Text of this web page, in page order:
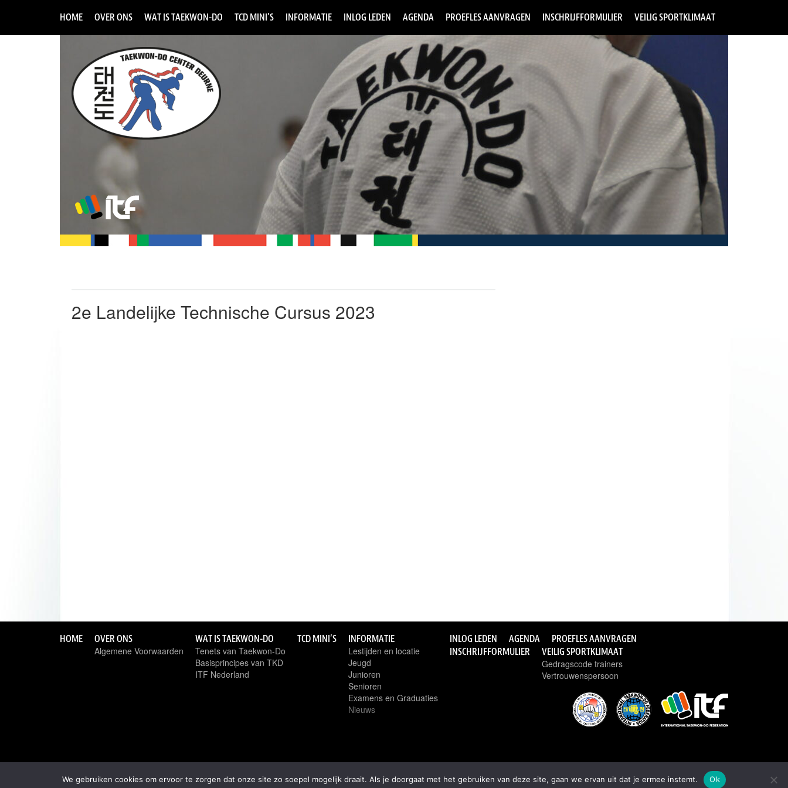
HOME OVER ONS WAT IS TAEKWON-DO TCD MINI’S INFORMATIE INLOG LEDEN AGENDA PROEFLES AANVRAGEN INSCHRIJFFORMULIER VEILIG SPORTKLIMAAT
2e Landelijke Technische Cursus 2023
HOME OVER ONS
Algemene Voorwaarden
WAT IS TAEKWON-DO
Tenets van Taekwon-Do
Basisprincipes van TKD
ITF Nederland
TCD MINI’S INFORMATIE
Lestijden en locatie
Jeugd
Junioren
Senioren
Examens en Graduaties
Nieuws
INLOG LEDEN AGENDA
PROEFLES AANVRAGEN
INSCHRIJFFORMULIER
VEILIG SPORTKLIMAAT
Gedragscode trainers
Vertrouwenspersoon
We gebruiken cookies om ervoor te zorgen dat onze site zo soepel mogelijk draait. Als je doorgaat met het gebruiken van deze site, gaan we ervan uit dat je ermee instemt. Ok